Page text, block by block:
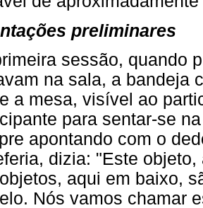
preliminares
sessão, quando
na sala, a bandeja
a mesa, visível ao
para sentar-se
apontando com o
dizia: "Este
aqui em baixo,
Nós vamos chamar